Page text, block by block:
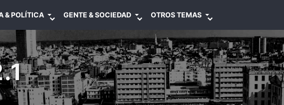
& POLÍTICA GENTE & SOCIEDAD OTROS TEMAS